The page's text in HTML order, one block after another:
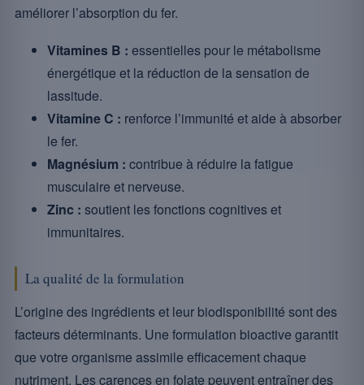
améliorer l’absorption du fer.
Vitamines B : essentielles pour le métabolisme
énergétique et la réduction de la sensation de
lassitude.
Vitamine C : renforce l’immunité et aide à absorber
le fer.
Magnésium : contribue à réduire la fatigue
musculaire et nerveuse.
Zinc : soutient les fonctions cognitives et
immunitaires.
La qualité de la formulation
L’origine des ingrédients et leur biodisponibilité sont des
facteurs déterminants. Une formulation bioactive garantit
que votre organisme assimile efficacement chaque
nutriment. Les carences en folate peuvent entraîner des